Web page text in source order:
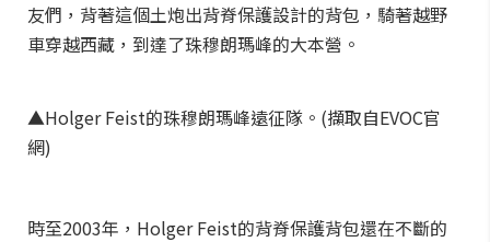
友們，背著這個土炮出背脊保護設計的背包，騎著越野
車穿越西藏，到達了珠穆朗瑪峰的大本營。
▲Holger Feist的珠穆朗瑪峰遠征隊。(擷取自EVOC官
網)
時至2003年，Holger Feist的背脊保護背包還在不斷的